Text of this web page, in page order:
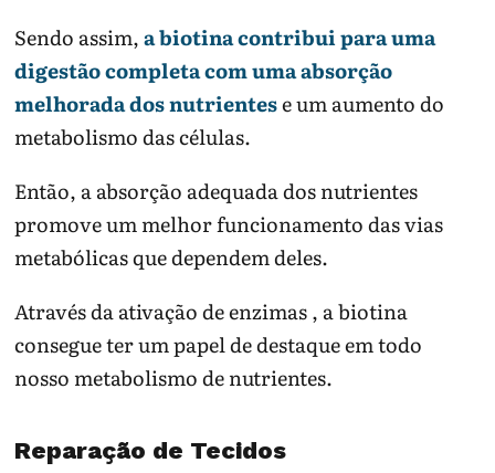
Sendo assim,a biotina contribui para uma
digestão completa com uma absorção
melhorada dos nutrientese um aumento do
metabolismo das células.
Então, a absorção adequada dos nutrientes
promove um melhor funcionamento das vias
metabólicas que dependem deles.
Através da ativação de enzimas , a biotina
consegue ter um papel de destaque em todo
nosso metabolismo de nutrientes.
Reparação de Tecidos